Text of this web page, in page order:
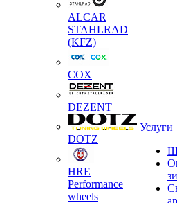
ALCAR
STAHLRAD
(KFZ)
COX
DEZENT
DOTZ
HRE
Performance
wheels
Услуги